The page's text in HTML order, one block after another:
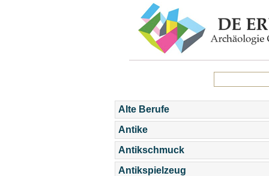
Alte Berufe
Antike
Antikschmuck
Antikspielzeug